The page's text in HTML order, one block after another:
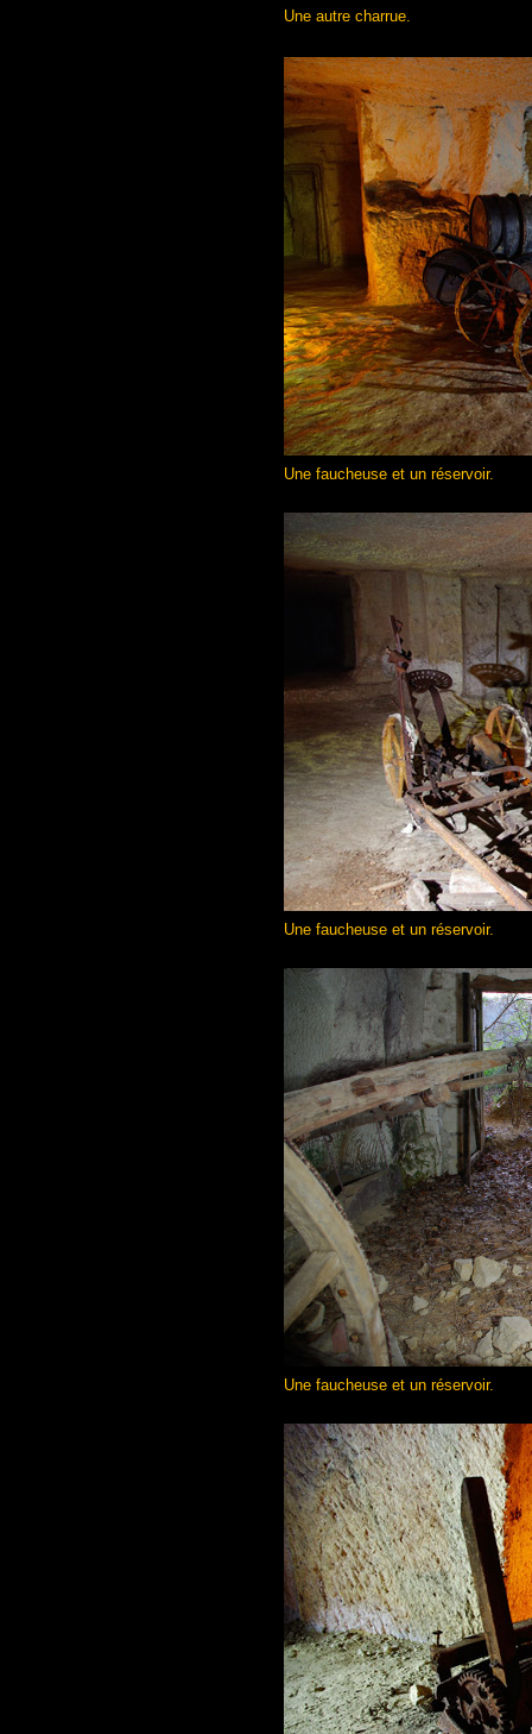
Une autre charrue.
Une faucheuse et un réservoir.
Une faucheuse et un réservoir.
Une faucheuse et un réservoir.